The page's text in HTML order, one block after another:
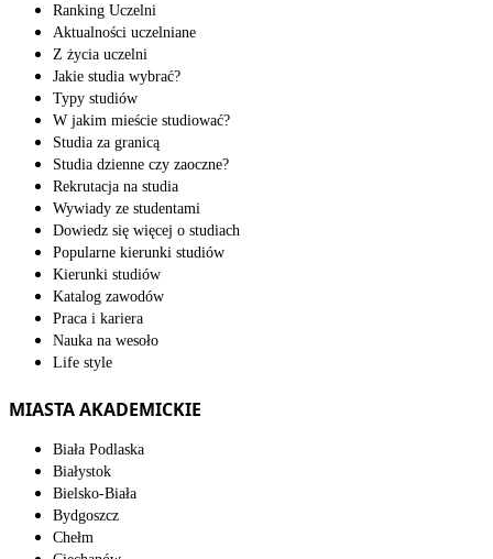
Ranking Uczelni
Aktualności uczelniane
Z życia uczelni
Jakie studia wybrać?
Typy studiów
W jakim mieście studiować?
Studia za granicą
Studia dzienne czy zaoczne?
Rekrutacja na studia
Wywiady ze studentami
Dowiedz się więcej o studiach
Popularne kierunki studiów
Kierunki studiów
Katalog zawodów
Praca i kariera
Nauka na wesoło
Life style
MIASTA AKADEMICKIE
Biała Podlaska
Białystok
Bielsko-Biała
Bydgoszcz
Chełm